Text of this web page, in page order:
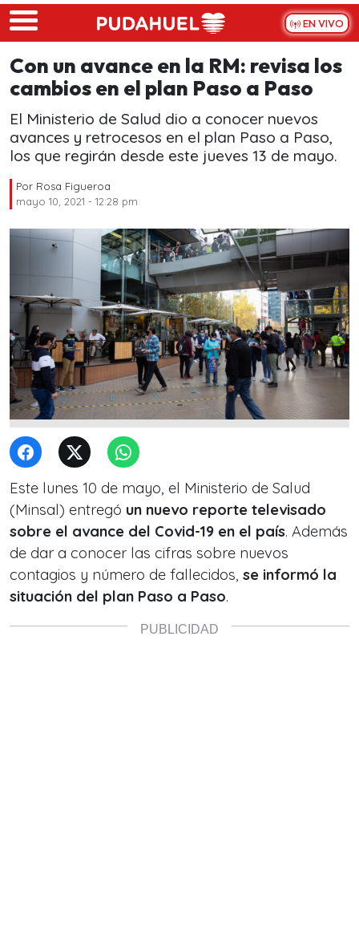
Skip to main content
EN VIVO
Con un avance en la RM: revisa los
cambios en el plan Paso a Paso
El Ministerio de Salud dio a conocer nuevos
avances y retrocesos en el plan Paso a Paso,
los que regirán desde este jueves 13 de mayo.
Por Rosa Figueroa
mayo 10, 2021 - 12:28 pm
Este lunes 10 de mayo, el Ministerio de Salud
(Minsal) entregó un nuevo reporte televisado
sobre el avance del Covid-19 en el país. Además
de dar a conocer las cifras sobre nuevos
contagios y número de fallecidos, se informó la
situación del plan Paso a Paso.